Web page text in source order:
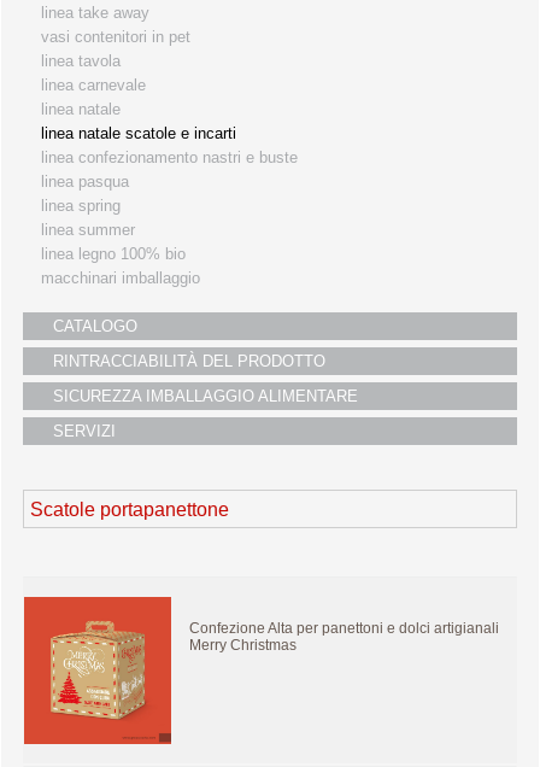
linea take away
vasi contenitori in pet
linea tavola
linea carnevale
linea natale
linea natale scatole e incarti
linea confezionamento nastri e buste
linea pasqua
linea spring
linea summer
linea legno 100% bio
macchinari imballaggio
CATALOGO
RINTRACCIABILITÀ DEL PRODOTTO
SICUREZZA IMBALLAGGIO ALIMENTARE
SERVIZI
Scatole portapanettone
Confezione Alta per panettoni e dolci artigianali
Merry Christmas